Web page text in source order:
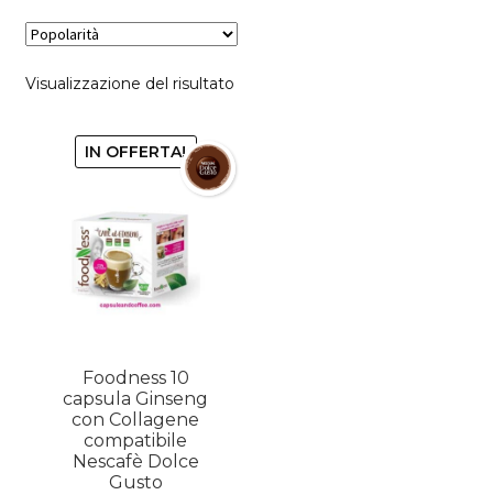
Visualizzazione del risultato
IN OFFERTA!
Foodness 10
capsula Ginseng
con Collagene
compatibile
Nescafè Dolce
Gusto